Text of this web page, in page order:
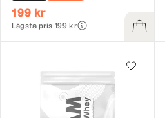
199 kr
Lägsta pris 199 kr